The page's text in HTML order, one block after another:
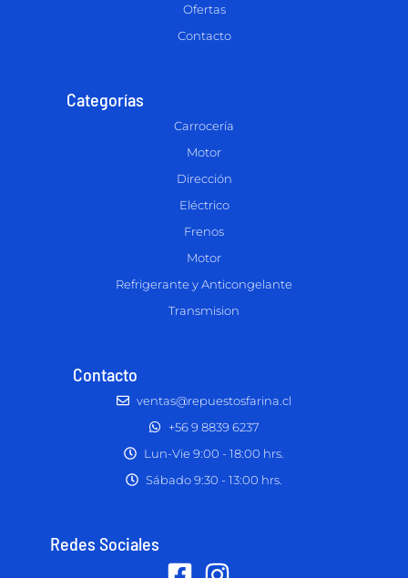
Ofertas
Contacto
Categorías
Carrocería
Motor
Dirección
Eléctrico
Frenos
Motor
Refrigerante y Anticongelante
Transmision
Contacto
ventas@repuestosfarina.cl
+56 9 8839 6237
Lun-Vie 9:00 - 18:00 hrs.
Sábado 9:30 - 13:00 hrs.
Redes Sociales